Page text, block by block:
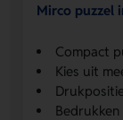
Mirco puzzel
Compact
Kies uit